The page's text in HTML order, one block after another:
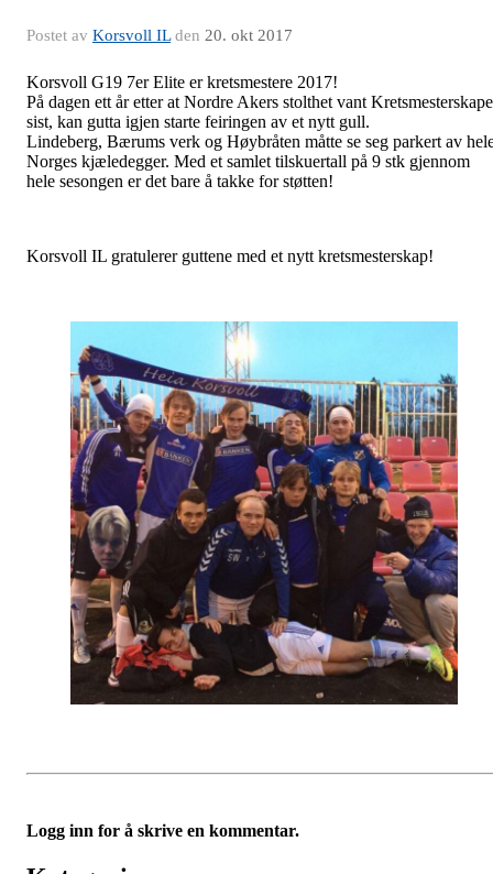
Postet av Korsvoll ILden 20. okt 2017
Korsvoll G19 7er Elite er kretsmestere 2017!
På dagen ett år etter at Nordre Akers stolthet vant
sist, kan gutta igjen starte feiringen av et nytt gull.
Lindeberg, Bærums verk og Høybråten måtte se seg parkert av
Norges kjæledegger. Med et samlet tilskuertall på 9 stk gjennom
hele sesongen er det bare å takke for støtten!
Korsvoll IL gratulerer guttene med et nytt kretsmesterskap!
Logg inn for å skrive en kommentar.